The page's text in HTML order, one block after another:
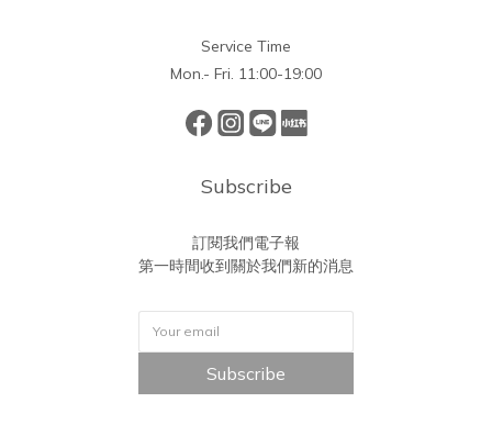
Service Time
Mon.- Fri. 11:00-19:00
Subscribe
訂閱我們電子報
第一時間收到關於我們新的消息
Subscribe